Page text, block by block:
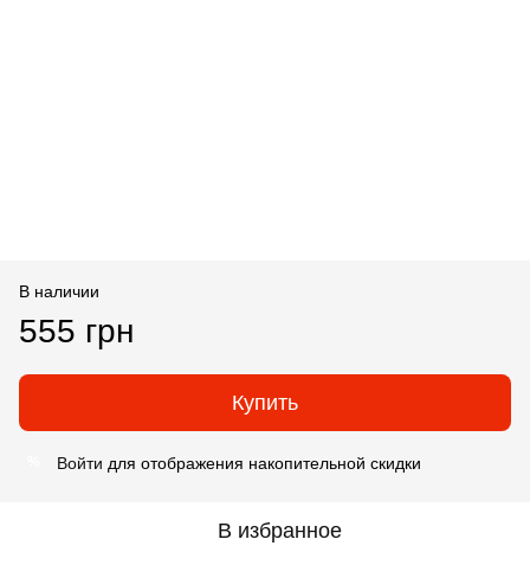
В наличии
555 грн
Купить
Войти для отображения накопительной скидки
В избранное